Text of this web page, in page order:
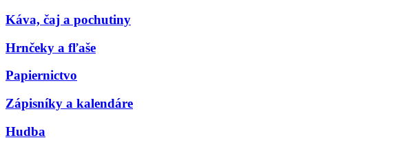
Káva, čaj a pochutiny
Hrnčeky a fľaše
Papiernictvo
Zápisníky a kalendáre
Hudba